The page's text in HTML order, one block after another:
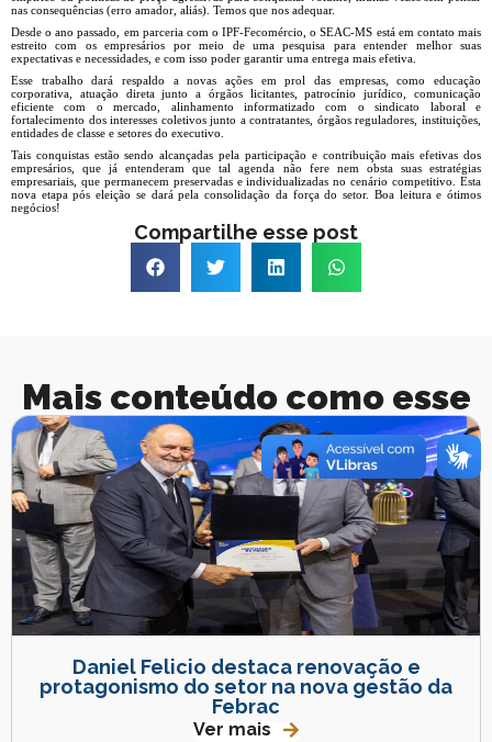
nas consequências (erro amador, aliás). Temos que nos adequar.
Desde o ano passado, em parceria com o IPF-Fecomércio, o SEAC-MS está em contato mais
estreito com os empresários por meio de uma pesquisa para entender melhor suas
expectativas e necessidades, e com isso poder garantir uma entrega mais efetiva.
Esse trabalho dará respaldo a novas ações em prol das empresas, como educação
corporativa, atuação direta junto a órgãos licitantes, patrocínio jurídico, comunicação
eficiente com o mercado, alinhamento informatizado com o sindicato laboral e
fortalecimento dos interesses coletivos junto a contratantes, órgãos reguladores, instituições,
entidades de classe e setores do executivo.
Tais conquistas estão sendo alcançadas pela participação e contribuição mais efetivas dos
empresários, que já entenderam que tal agenda não fere nem obsta suas estratégias
empresariais, que permanecem preservadas e individualizadas no cenário competitivo. Esta
nova etapa pós eleição se dará pela consolidação da força do setor. Boa leitura e ótimos
negócios!
Compartilhe esse post
Mais conteúdo como esse
Daniel Felicio destaca renovação e
protagonismo do setor na nova gestão da
Febrac
Ver mais